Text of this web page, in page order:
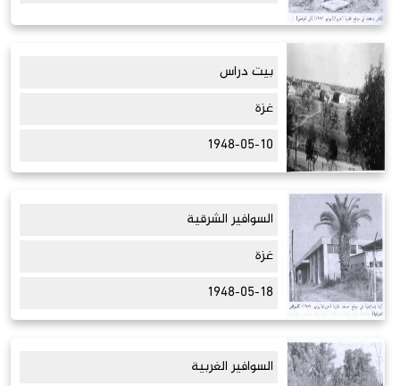
بيت دراس
غزة
1948-05-10
السوافير الشرقية
غزة
1948-05-18
السوافير الغربية